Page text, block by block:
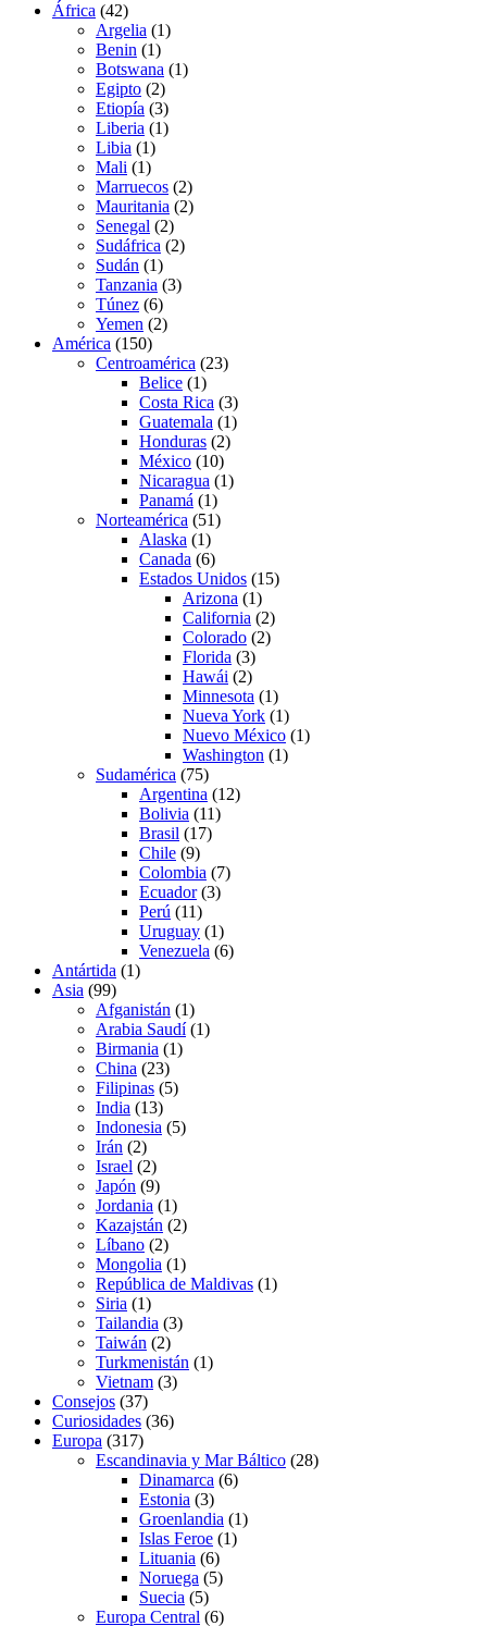
África (42)
Argelia (1)
Benin (1)
Botswana (1)
Egipto (2)
Etiopía (3)
Liberia (1)
Libia (1)
Mali (1)
Marruecos (2)
Mauritania (2)
Senegal (2)
Sudáfrica (2)
Sudán (1)
Tanzania (3)
Túnez (6)
Yemen (2)
América (150)
Centroamérica (23)
Belice (1)
Costa Rica (3)
Guatemala (1)
Honduras (2)
México (10)
Nicaragua (1)
Panamá (1)
Norteamérica (51)
Alaska (1)
Canada (6)
Estados Unidos (15)
Arizona (1)
California (2)
Colorado (2)
Florida (3)
Hawái (2)
Minnesota (1)
Nueva York (1)
Nuevo México (1)
Washington (1)
Sudamérica (75)
Argentina (12)
Bolivia (11)
Brasil (17)
Chile (9)
Colombia (7)
Ecuador(3)
Perú (11)
Uruguay (1)
Venezuela (6)
Antártida (1)
Asia (99)
Afganistán (1)
Arabia Saudí(1)
Birmania (1)
China (23)
Filipinas (5)
India (13)
Indonesia (5)
Irán (2)
Israel (2)
Japón (9)
Jordania (1)
Kazajstán (2)
Líbano (2)
Mongolia (1)
República de Maldivas (1)
Siria (1)
Tailandia (3)
Taiwán (2)
Turkmenistán (1)
Vietnam (3)
Consejos (37)
Curiosidades (36)
Europa (317)
Escandinavia y Mar Báltico (28)
Dinamarca (6)
Estonia (3)
Groenlandia (1)
Islas Feroe (1)
Lituania (6)
Noruega (5)
Suecia (5)
Europa Central (6)